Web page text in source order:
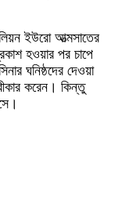
ইউরো আত্মসাতের
হওয়ার পর চাপে
ঘনিষ্ঠদের দেওয়া
করেন। কিন্তু